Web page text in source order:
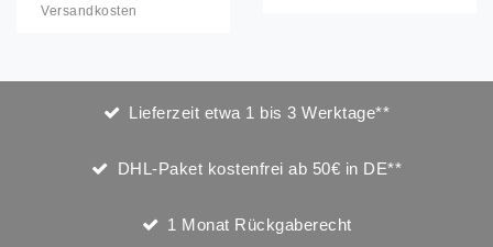
Versandkosten
Lieferzeit etwa 1 bis 3 Werktage**
DHL-Paket kostenfrei ab 50€ in DE**
1 Monat Rückgaberecht